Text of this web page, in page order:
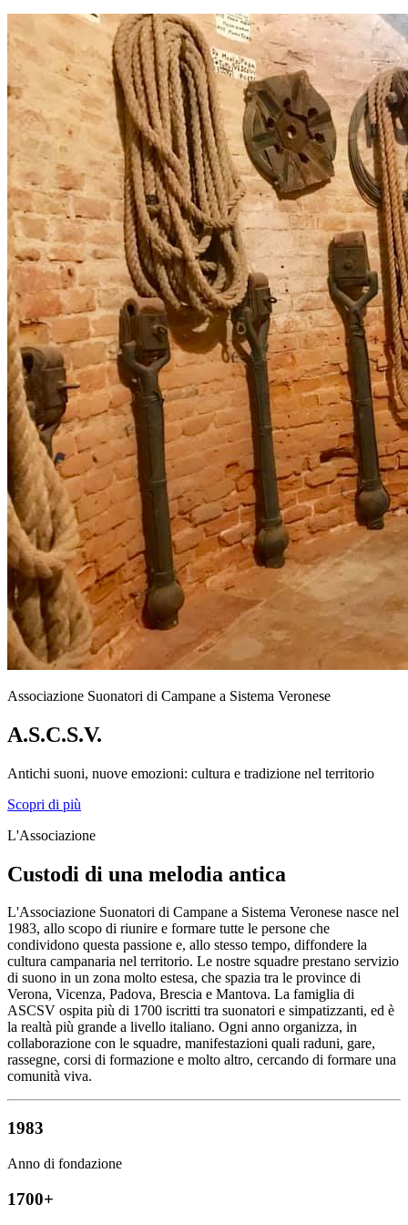
Associazione Suonatori di Campane a Sistema Veronese
A.S.C.S.V.
Antichi suoni, nuove emozioni: cultura e tradizione nel territorio
Scopri di più
L'Associazione
Custodi di una melodia antica
L'Associazione Suonatori di Campane a Sistema Veronese nasce nel
1983, allo scopo di riunire e formare tutte le persone che
condividono questa passione e, allo stesso tempo, diffondere la
cultura campanaria nel territorio. Le nostre squadre prestano servizio
di suono in un zona molto estesa, che spazia tra le province di
Verona, Vicenza, Padova, Brescia e Mantova. La famiglia di
ASCSV ospita più di 1700 iscritti tra suonatori e simpatizzanti, ed è
la realtà più grande a livello italiano. Ogni anno organizza, in
collaborazione con le squadre, manifestazioni quali raduni, gare,
rassegne, corsi di formazione e molto altro, cercando di formare una
comunità viva.
1983
Anno di fondazione
1700+